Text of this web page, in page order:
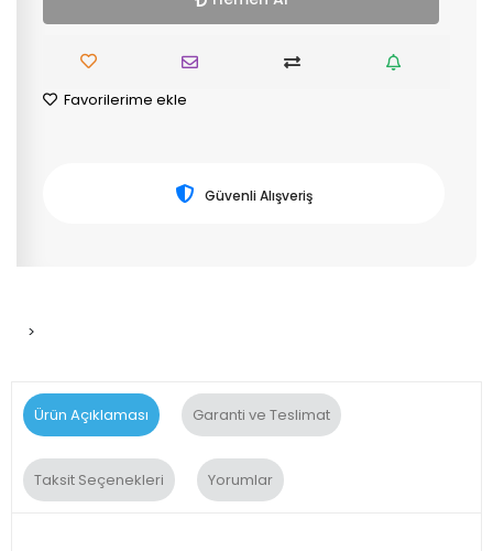
Favorilerime ekle
Güvenli Alışveriş
>
Ürün Açıklaması Garanti ve Teslimat
Taksit Seçenekleri Yorumlar